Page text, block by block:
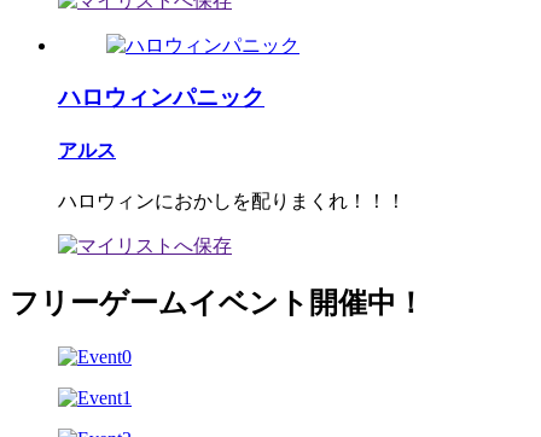
ハロウィンパニック
アルス
ハロウィンにおかしを配りまくれ！！！
フリーゲームイベント開催中！